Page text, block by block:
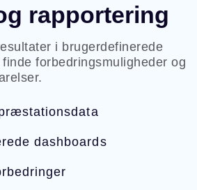
rapportering
i brugerdefinerede
forbedringsmuligheder og
dashboards